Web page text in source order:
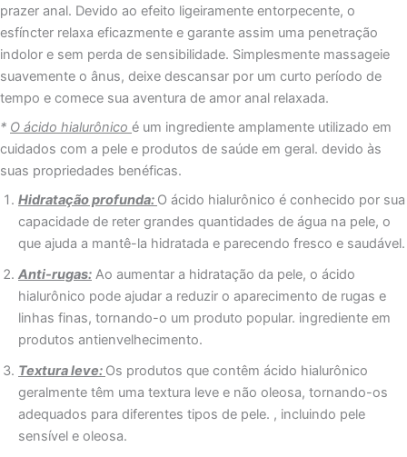
prazer anal. Devido ao efeito ligeiramente entorpecente, o
esfíncter relaxa eficazmente e garante assim uma penetração
indolor e sem perda de sensibilidade. Simplesmente massageie
suavemente o ânus, deixe descansar por um curto período de
tempo e comece sua aventura de amor anal relaxada.
* O ácido hialurônico é um ingrediente amplamente utilizado em
cuidados com a pele e produtos de saúde em geral. devido às
suas propriedades benéficas.
Hidratação profunda: O ácido hialurônico é conhecido por sua
capacidade de reter grandes quantidades de água na pele, o
que ajuda a mantê-la hidratada e parecendo fresco e saudável.
Anti-rugas: Ao aumentar a hidratação da pele, o ácido
hialurônico pode ajudar a reduzir o aparecimento de rugas e
linhas finas, tornando-o um produto popular. ingrediente em
produtos antienvelhecimento.
Textura leve: Os produtos que contêm ácido hialurônico
geralmente têm uma textura leve e não oleosa, tornando-os
adequados para diferentes tipos de pele. , incluindo pele
sensível e oleosa.